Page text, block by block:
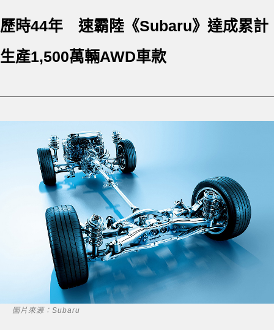
歷時44年 速霸陸《Subaru》達成累計
生產1,500萬輛AWD車款
圖片來源：Subaru